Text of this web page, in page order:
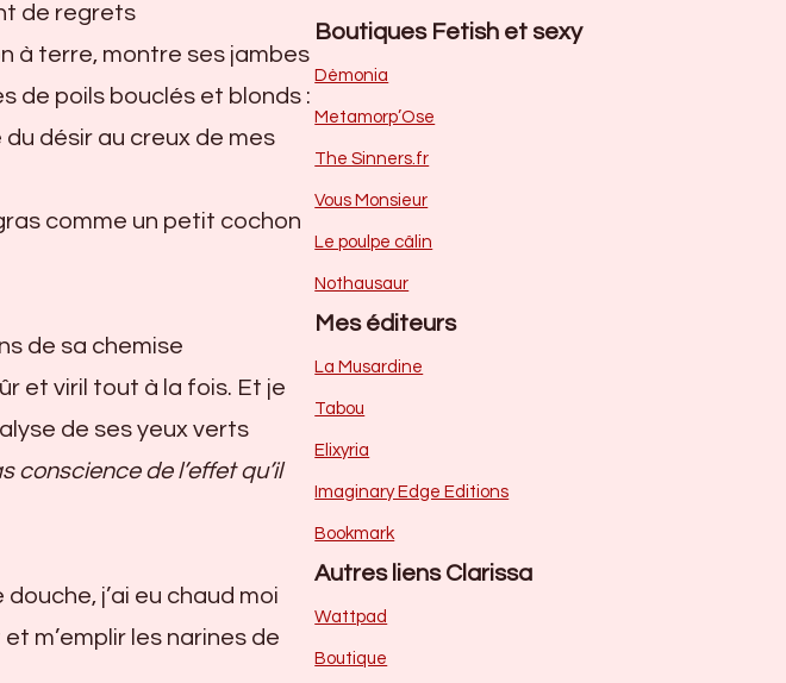
de regrets
à terre, montre ses jambes
de poils bouclés et blonds :
désir au creux de mes
comme un petit cochon
de sa chemise
et viril tout à la fois. Et je
de ses yeux verts
conscience de l’effet qu’il
j’ai eu chaud moi
m’emplir les narines de
Boutiques Fetish et sexy
Dèmonia
Metamorp’Ose
The Sinners.fr
Vous Monsieur
Le poulpe câlin
Nothausaur
Mes éditeurs
La Musardine
Tabou
Elixyria
Imaginary Edge Editions
Bookmark
Autres liens Clarissa
Wattpad
Boutique